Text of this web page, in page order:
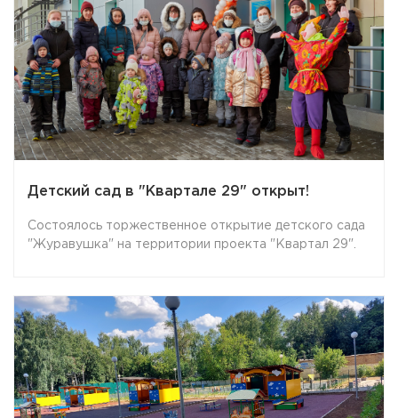
Детский сад в "Квартале 29" открыт!
Состоялось торжественное открытие детского сада
"Журавушка" на территории проекта "Квартал 29".